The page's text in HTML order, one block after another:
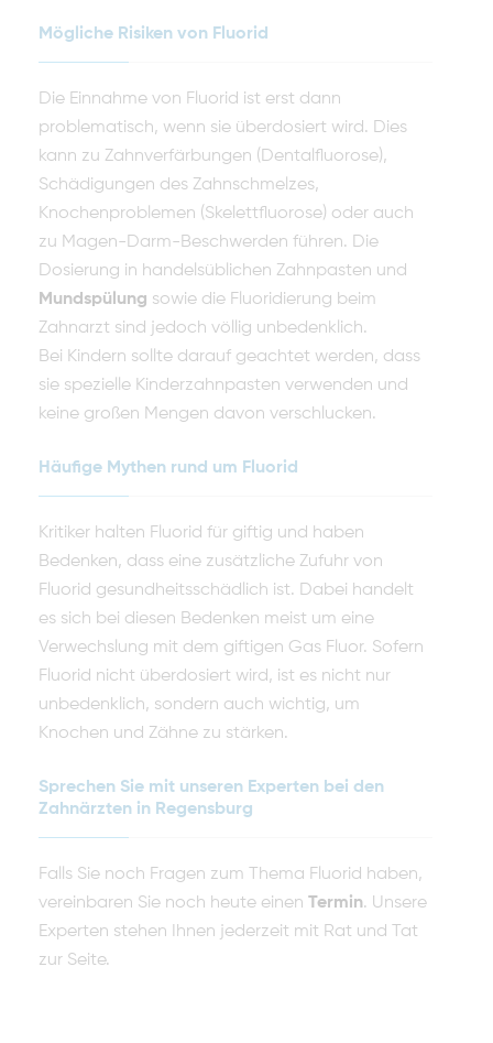
Mögliche Risiken von Fluorid
Die Einnahme von Fluorid ist erst dann
problematisch, wenn sie überdosiert wird. Dies
kann zu Zahnverfärbungen (Dentalfluorose),
Schädigungen des Zahnschmelzes,
Knochenproblemen (Skelettfluorose) oder auch
zu Magen-Darm-Beschwerden führen. Die
Dosierung in handelsüblichen Zahnpasten und
Mundspülung sowie die Fluoridierung beim
Zahnarzt sind jedoch völlig unbedenklich.
Bei Kindern sollte darauf geachtet werden, dass
sie spezielle Kinderzahnpasten verwenden und
keine großen Mengen davon verschlucken.
Häufige Mythen rund um Fluorid
Kritiker halten Fluorid für giftig und haben
Bedenken, dass eine zusätzliche Zufuhr von
Fluorid gesundheitsschädlich ist. Dabei handelt
es sich bei diesen Bedenken meist um eine
Verwechslung mit dem giftigen Gas Fluor. Sofern
Fluorid nicht überdosiert wird, ist es nicht nur
unbedenklich, sondern auch wichtig, um
Knochen und Zähne zu stärken.
Sprechen Sie mit unseren Experten bei den
Zahnärzten in Regensburg
Falls Sie noch Fragen zum Thema Fluorid haben,
vereinbaren Sie noch heute einen Termin. Unsere
Experten stehen Ihnen jederzeit mit Rat und Tat
zur Seite.